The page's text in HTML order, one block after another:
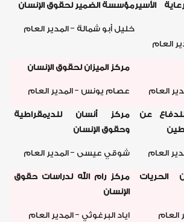
الأسير
العام
مؤسسة الضمير لحقوق الإنسان
خليل أبو شمالة - المدير العام
العام
مركز الميزان لحقوق الإنسان
عصام يونس - المدير العام
عن
العام
مركز أنسان للديمقراطية
وحقوق الإنسان
شوقي عيسى - المدير العام
الحريات
العام
مركز رام الله لدراسات حقوق
الإنسان
اياد البرغوثي - المدير العام